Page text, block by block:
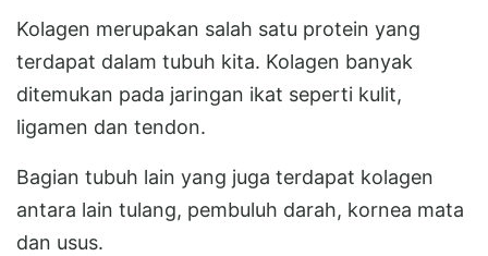
Kolagen merupakan salah satu protein yang
terdapat dalam tubuh kita. Kolagen banyak
ditemukan pada jaringan ikat seperti kulit,
ligamen dan tendon.
Bagian tubuh lain yang juga terdapat kolagen
antara lain tulang, pembuluh darah, kornea mata
dan usus.